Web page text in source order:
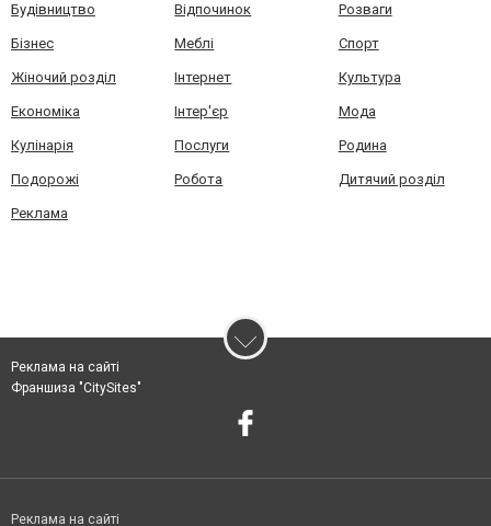
Будівництво Відпочинок Розваги
Бізнес Меблі Спорт
Жіночий розділ Інтернет Культура
Економіка Інтер'єр Мода
Кулінарія Послуги Родина
Подорожі Робота Дитячий розділ
Реклама
Реклама на сайті
Франшиза "CitySites"
Реклама на сайті